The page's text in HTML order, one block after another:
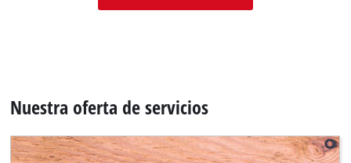
Nuestra oferta de servicios